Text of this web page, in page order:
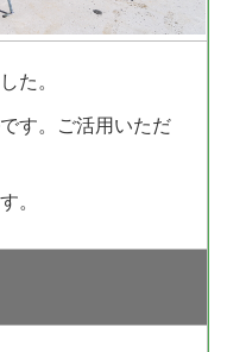
た。
す。ご活用いただ
。